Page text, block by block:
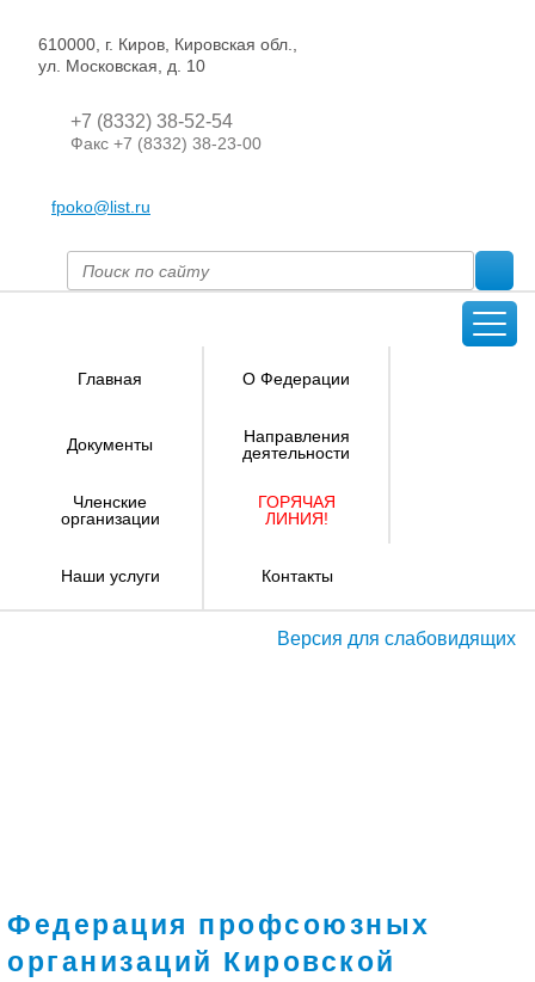
610000, г. Киров, Кировская обл.,
ул. Московская, д. 10
+7 (8332) 38-52-54
Факс +7 (8332) 38-23-00
fpoko@list.ru
Главная О Федерации
Документы
Направления
деятельности
Членские
организации
ГОРЯЧАЯ
ЛИНИЯ!
Наши услуги Контакты
Версия для слабовидящих
Федерация профсоюзных
организаций Кировской